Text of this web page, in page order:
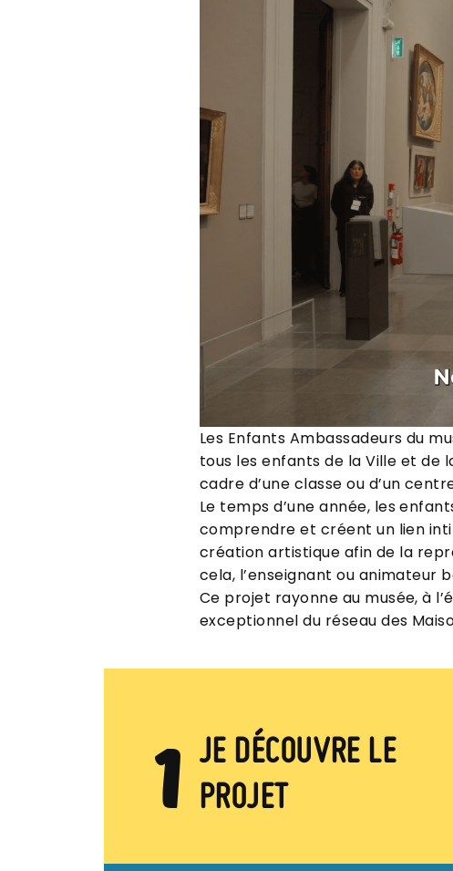
Les Enfants Ambassadeurs du
tous les enfants de la Ville et de
cadre d’une classe ou d’un
Le temps d’une année, les
comprendre et créent un lien
création artistique afin de la
cela, l’enseignant ou animateur
Ce projet rayonne au musée, à
exceptionnel du réseau des
1 JE DÉCOUVRE LE
PROJET